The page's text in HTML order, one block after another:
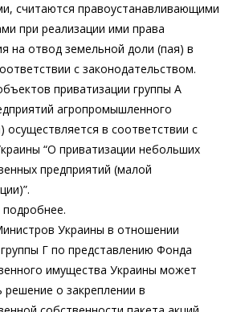
считаются правоустанавливающими
при реализации ими права
на отвод земельной доли (пая) в
с законодательством.
приватизации группы А
агропромышленного
осуществляется в соответствии с
“О приватизации небольших
предприятий (малой
Украины в отношении
Г по представлению Фонда
имущества Украины может
решение о закреплении в